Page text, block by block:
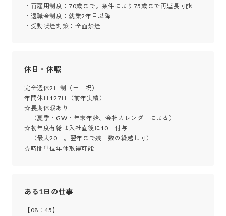
・再雇用制度：70歳まで。条件により75歳まで再延長可能
・退職金制度：就業2年目以降
・受動喫煙対策：全面禁煙
休日・休暇
完全週休2日制（土日祝）
年間休日127日（前年実績）
☆長期休暇あり
（夏季・GW・年末年始、会社カレンダーによる）
☆初年度有給は入社直後に10日付与
（最大20日。翌年まで残日数の繰越し可）
☆時間単位年休取得可能
ある1日の仕事
【08：45】